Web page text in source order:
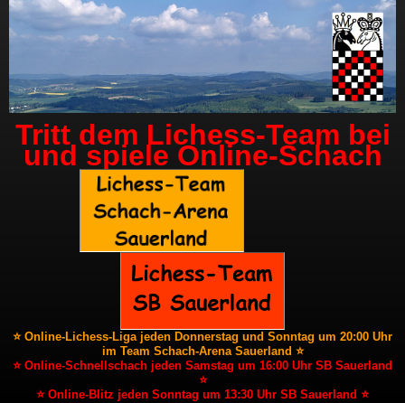
Tritt dem Lichess-Team bei
und spiele Online-Schach
⭐ Online-Lichess-Liga jeden Donnerstag und Sonntag um 20:00 Uhr
im Team Schach-Arena Sauerland ⭐
⭐ Online-Schnellschach jeden Samstag um 16:00 Uhr SB Sauerland
⭐
⭐ Online-Blitz jeden Sonntag um 13:30 Uhr SB Sauerland ⭐